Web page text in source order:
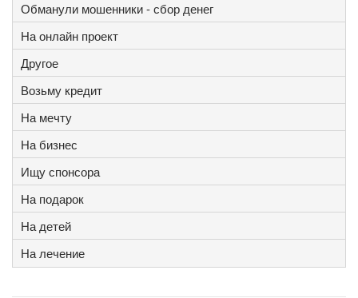
Обманули мошенники - сбор денег
На онлайн проект
Другое
Возьму кредит
На мечту
На бизнес
Ищу спонсора
На подарок
На детей
На лечение